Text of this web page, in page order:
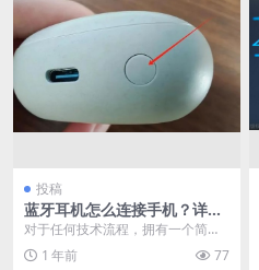
投稿
蓝牙耳机怎么连接手机？详细
步骤分享
对于任何技术流程，拥有一个简单
易记的口诀都能事半功倍。对于蓝
牙耳机连接手机这一操...
1 年前 77